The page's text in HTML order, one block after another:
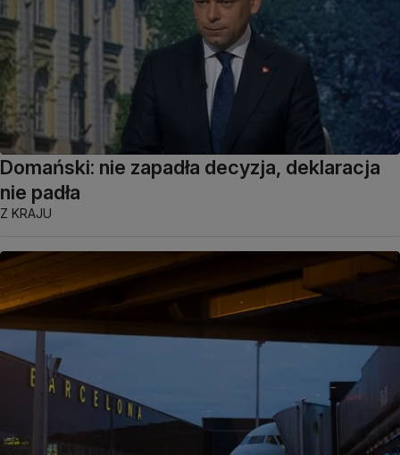
Domański: nie zapadła decyzja, deklaracja
nie padła
Z KRAJU